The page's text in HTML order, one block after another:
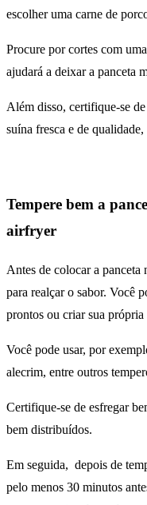
escolher uma carne de
Procure por cortes com
ajudará a deixar a panceta
Além disso, certifique-se
suína fresca e de
Tempere bem a
airfryer
Antes de colocar a panceta
para realçar o sabor. Você
prontos ou criar sua própria
Você pode usar, por
alecrim, entre outros
Certifique-se de esfregar
bem distribuídos.
Em seguida, depois de
pelo menos 30 minutos